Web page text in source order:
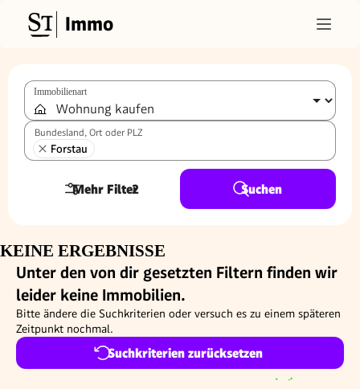
Immo
Immobilienart
Bundesland, Ort oder PLZ
Forstau
Mehr Filter
2 Suchen
KEINE ERGEBNISSE
Unter den von dir gesetzten Filtern finden wir
leider keine Immobilien.
Bitte ändere die Suchkriterien oder versuch es zu einem späteren
Zeitpunkt nochmal.
Suchkriterien zurücksetzen